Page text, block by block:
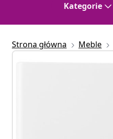
Kategorie
Strona główna Meble